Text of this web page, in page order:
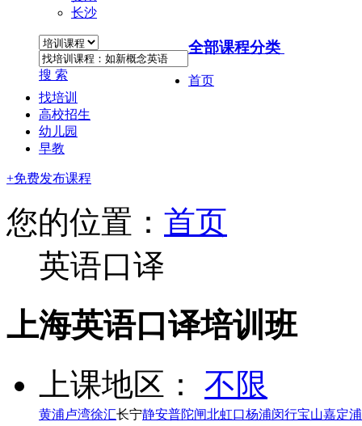
长沙
搜 索
全部课程分类
首页
找培训
高校招生
幼儿园
早教
+免费发布课程
您的位置： 首页
英语口译
上海英语口译培训班
上课地区： 不限
黄浦卢湾徐汇长宁静安普陀闸北虹口杨浦闵行宝山嘉定